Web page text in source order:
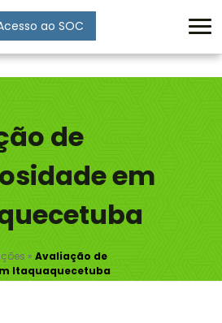
ao SOC
de
em
» Avaliação de
Itaquaquecetuba
Enviar